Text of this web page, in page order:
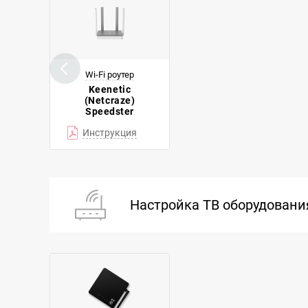
Wi-Fi роутер
Keenetic
(Netcraze)
Speedster
Инструкция
Настройка ТВ